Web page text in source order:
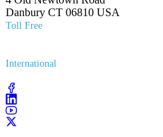
Danbury CT 06810 USA
Toll Free
International